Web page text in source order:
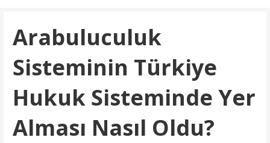
Arabuluculuk
Sisteminin Türkiye
Hukuk Sisteminde Yer
Alması Nasıl Oldu?